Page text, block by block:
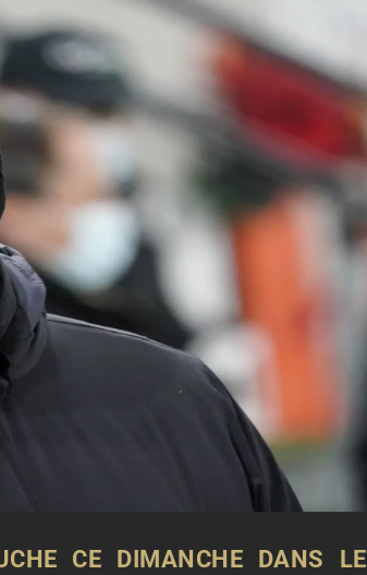
CE DIMANCHE DANS LE